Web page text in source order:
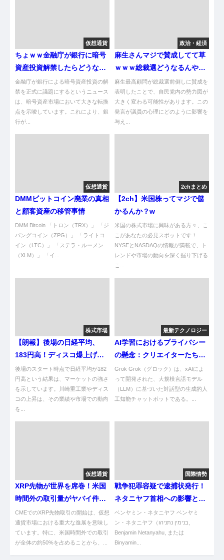
仮想通貨
ちょｗｗ金融庁が銀行に暗号
資産投資解禁したらどうなる
んやｗｗ
金融庁が銀行による暗号資産投資の解
禁を正式に議題にするというニュース
は、暗号資産市場において大きな転換
点を示唆しています。これにより、銀
行が...
政治・経済
麻生さんマジで賛成してて草
ｗｗｗ総裁選どうなるんやｗ
ｗｗ
麻生最高顧問が総裁選前倒しに賛成を
表明したことで、自民党内の勢力図が
大きく変わる可能性があります。この
発言が議員の心理にどのように影響を
与え...
仮想通貨
DMMビットコイン廃業の真相
と顧客資産の移管事情
DMM Bitcoin 「トロン（TRX）」 「ジ
パングコイン（ZPG）」 「ライトコ
イン（LTC）」 「ステラ・ルーメン
（XLM）」 「イ...
2chまとめ
【2ch】米国株ってマジで儲
かるんか？w
米国の株式市場に興味がある方々、こ
こがあなたの必見スポットです！
NYSEとNASDAQの情報が満載で、ト
レンドや市場の動向を深く掘り下げる
こ...
株式市場
【朗報】後場の日経平均、
183円高！ディスコ爆上げや
ん！
後場のスタート時点で日経平均が182
円高という結果は、マーケットの強さ
を示しています。川崎重工業やディス
コの上昇は、その業績や市場での動向
を...
最新テクノロジー
AI学習におけるプライバシー
の懸念：クリエイターたちの
移住動向
Grok Grok（グロック）は、xAIによ
って開発された、大規模言語モデル
（LLM）に基づいた対話型の生成的人
工知能チャットボットである。...
仮想通貨
XRP先物が世界を席巻！米国
時間外の取引量がヤバイ件ｗ
ｗ
CMEでのXRP先物取引の開始は、仮想
通貨市場における重大な進展を意味し
ています。特に、米国時間外での取引
が全体の約50%を占めることから、...
国際情勢
戦争犯罪容疑で逮捕状発行！
ネタニヤフ首相への影響と国
際的反応
ベンヤミン・ネタニヤフ ベンヤミ
ン・ネタニヤフ（בנימין נתניהו,
Benjamin Netanyahu, または
Binyamin...